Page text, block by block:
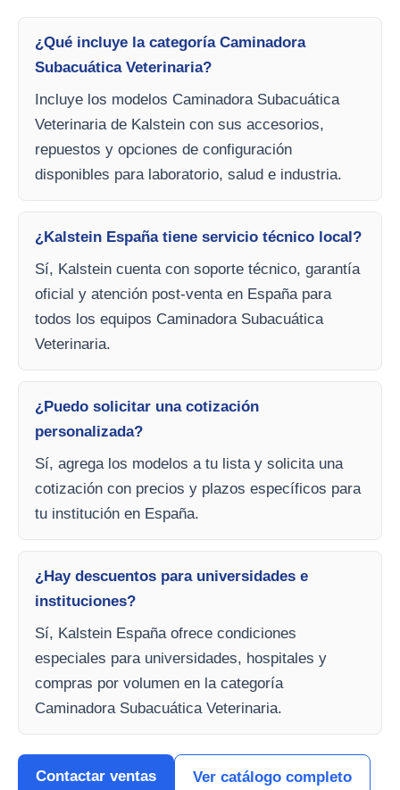
¿Qué incluye la categoría Caminadora
Subacuática Veterinaria?
Incluye los modelos Caminadora Subacuática
Veterinaria de Kalstein con sus accesorios,
repuestos y opciones de configuración
disponibles para laboratorio, salud e industria.
¿Kalstein España tiene servicio técnico local?
Sí, Kalstein cuenta con soporte técnico, garantía
oficial y atención post-venta en España para
todos los equipos Caminadora Subacuática
Veterinaria.
¿Puedo solicitar una cotización
personalizada?
Sí, agrega los modelos a tu lista y solicita una
cotización con precios y plazos específicos para
tu institución en España.
¿Hay descuentos para universidades e
instituciones?
Sí, Kalstein España ofrece condiciones
especiales para universidades, hospitales y
compras por volumen en la categoría
Caminadora Subacuática Veterinaria.
Contactar ventas Ver catálogo completo